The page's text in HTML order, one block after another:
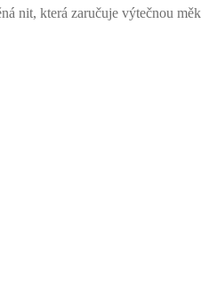
nit, která zaručuje výtečnou